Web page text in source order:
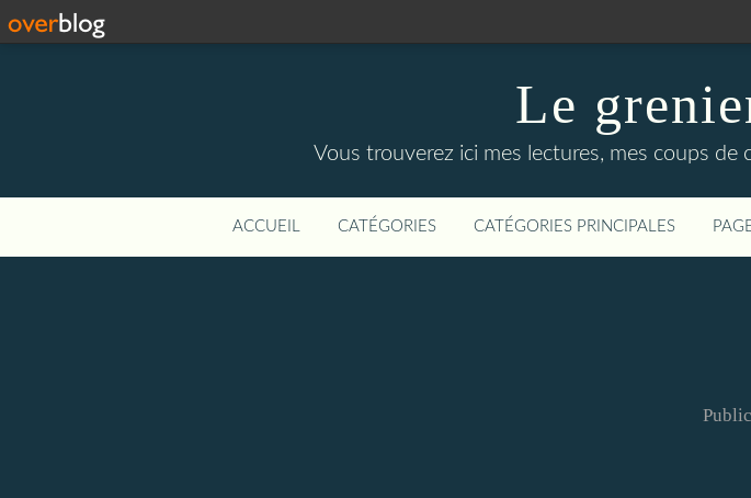
Le
Vous trouverez ici mes lectures, mes coups
ACCUEIL CATÉGORIES CATÉGORIES PRINCIPALES